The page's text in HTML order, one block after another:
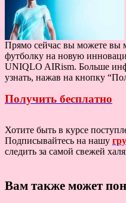
Прямо сейчас вы можете вы
футболку на новую
UNIQLO AIRism. Больше
узнать, нажав на кнопку
Получить бесплатно
Хотите быть в курсе
Подписывайтесь на нашу
следить за самой свежей
Вам также может